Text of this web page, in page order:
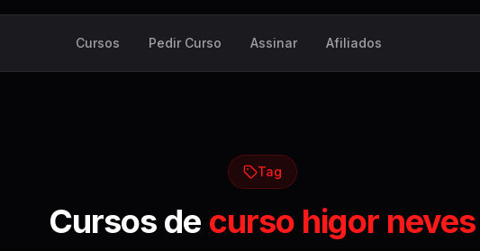
Cursos Pedir Curso Assinar Afiliados
Tag
Cursos de curso higor neves